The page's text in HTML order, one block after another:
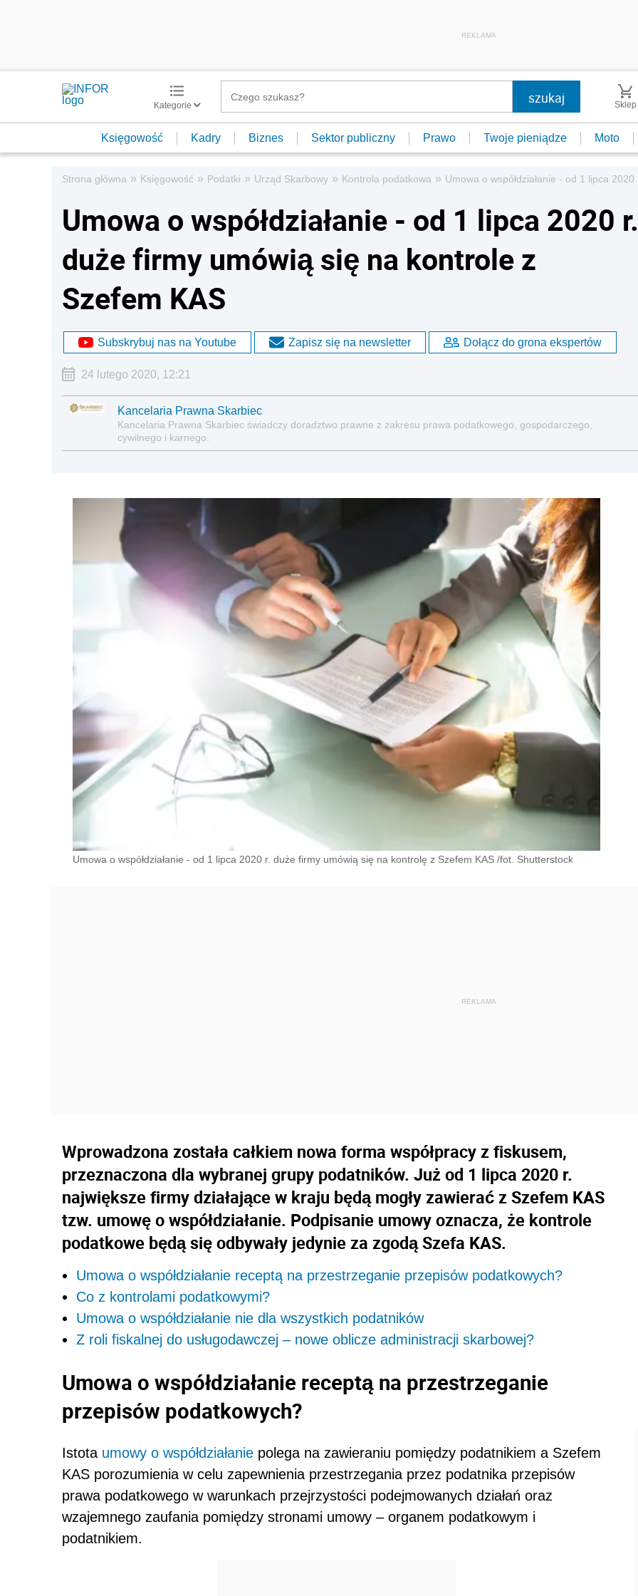
REKLAMA
Kategorie Sklep
Księgowość Kadry Biznes Sektor publiczny Prawo Twoje pieniądze Moto
Strona główna » Księgowość » Podatki » Urząd Skarbowy » Kontrola podatkowa » Umowa o współdziałanie - od 1 lipca
Umowa o współdziałanie - od 1 lipca 2020 r.
duże firmy umówią się na kontrole z
Szefem KAS
Subskrybuj nas na Youtube Zapisz się na newsletter Dołącz do grona ekspertów
24 lutego 2020, 12:21
Kancelaria Prawna Skarbiec
Kancelaria Prawna Skarbiec świadczy doradztwo prawne z zakresu prawa podatkowego, gospodarczego,
cywilnego i karnego.
Umowa o współdziałanie - od 1 lipca 2020 r. duże firmy umówią się na kontrolę z Szefem KAS /fot. Shutterstock
Wprowadzona została całkiem nowa forma współpracy z fiskusem,
przeznaczona dla wybranej grupy podatników. Już od 1 lipca 2020 r.
największe firmy działające w kraju będą mogły zawierać z Szefem KAS
tzw. umowę o współdziałanie. Podpisanie umowy oznacza, że kontrole
podatkowe będą się odbywały jedynie za zgodą Szefa KAS.
Umowa o współdziałanie receptą na przestrzeganie przepisów podatkowych?
Co z kontrolami podatkowymi?
Umowa o współdziałanie nie dla wszystkich podatników
Z roli fiskalnej do usługodawczej – nowe oblicze administracji skarbowej?
Umowa o współdziałanie receptą na przestrzeganie
przepisów podatkowych?
Istota umowy o współdziałanie polega na zawieraniu pomiędzy podatnikiem a Szefem
KAS porozumienia w celu zapewnienia przestrzegania przez podatnika przepisów
prawa podatkowego w warunkach przejrzystości podejmowanych działań oraz
wzajemnego zaufania pomiędzy stronami umowy – organem podatkowym i
podatnikiem.